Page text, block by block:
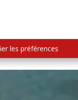
les préférences